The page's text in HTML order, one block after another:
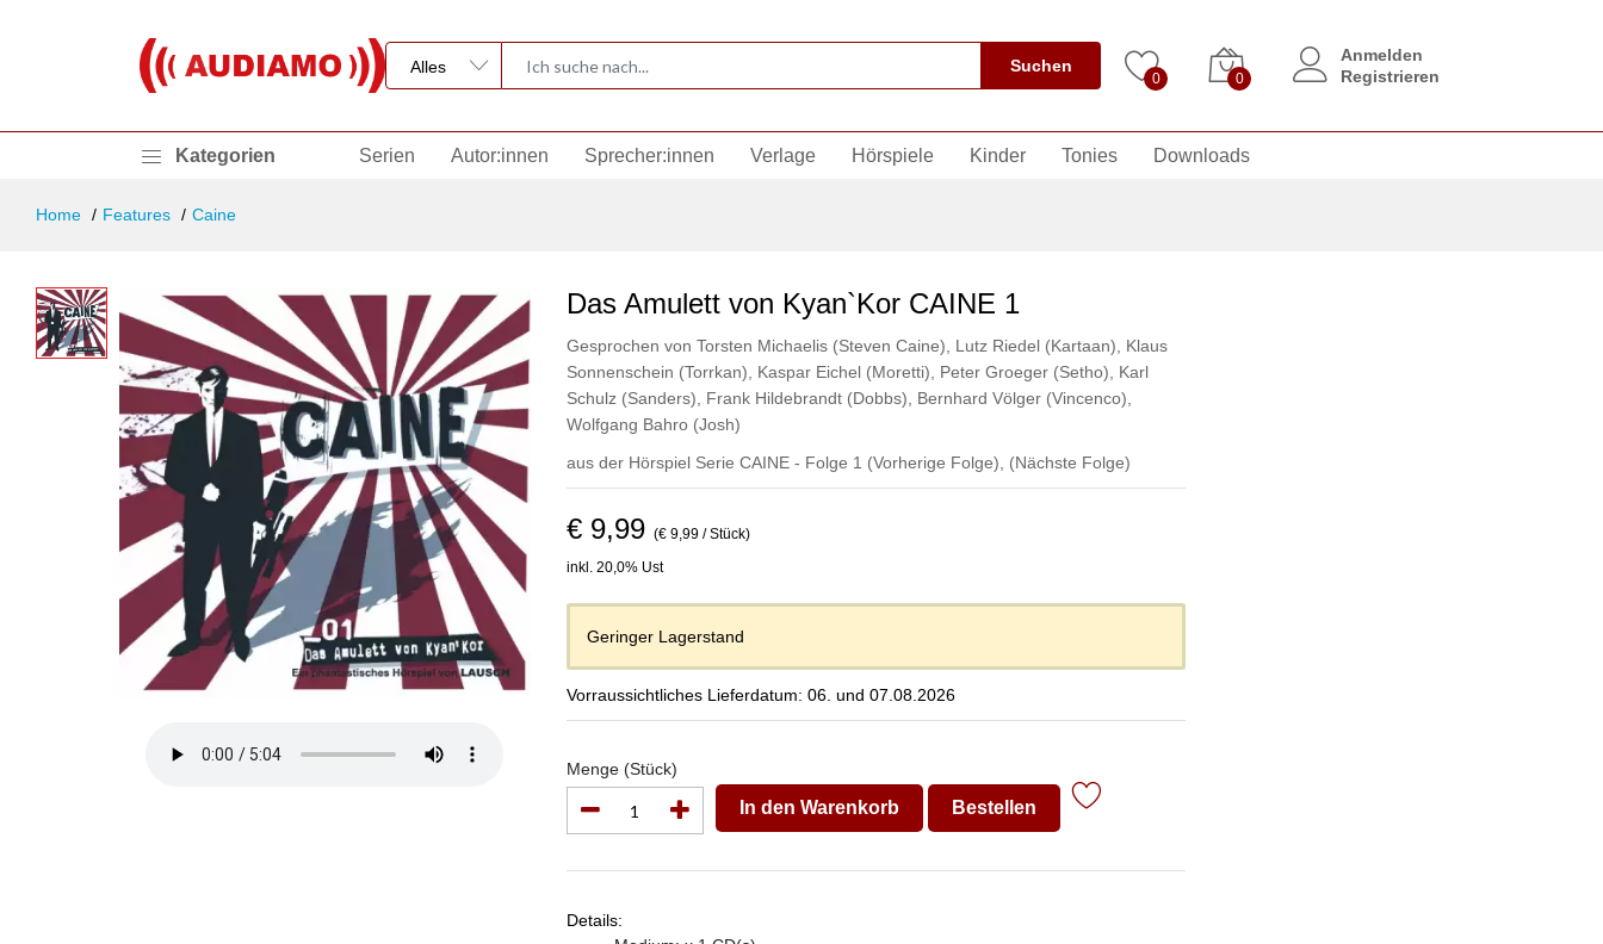
Suchen
0 0
Anmelden
Registrieren
Kategorien Serien Autor:innen Sprecher:innen Verlage Hörspiele Kinder Tonies Downloads
Home Features Caine
Das Amulett von Kyan`Kor CAINE 1
Gesprochen von Torsten Michaelis (Steven Caine) Lutz Riedel (Kartaan)
Klaus
Sonnenschein (Torrkan)
Kaspar Eichel (Moretti) Peter Groeger (Setho)
Karl
Schulz (Sanders)
Frank Hildebrandt (Dobbs) Bernhard Völger (Vincenco)
Wolfgang Bahro (Josh)
aus der Hörspiel Serie CAINE - Folge 1 (Vorherige Folge) (Nächste Folge)
€ 9,99 (€ 9,99 / Stück)
inkl. 20,0% Ust
Geringer Lagerstand
Vorraussichtliches Lieferdatum: 06. und 07.08.2026
Menge (Stück)
In den Warenkorb Bestellen
Details: